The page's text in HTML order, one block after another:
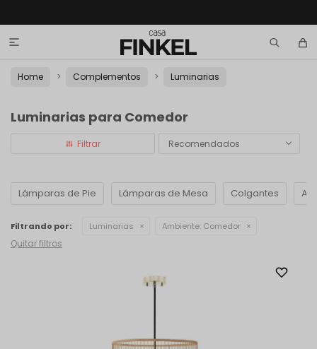

Home Complementos Luminarias
Luminarias para Comedor
Recomendados
Lámparas de Pie Lámparas de Mesa Colgantes
Filtrando por: Luminarias Ambiente: Comedor
Quitar filtros